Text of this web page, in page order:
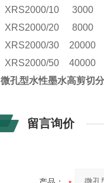
XRS2000/10
3000
XRS2000/20
8000
XRS2000/30
20000
XRS2000/50
40000
微孔型水性墨水高剪切
留言询价